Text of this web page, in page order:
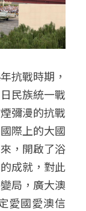
抗戰時期，
民族統一戰
彌漫的抗戰
際上的大國
，開啟了浴
成就，對此
局，廣大澳
愛國愛澳信